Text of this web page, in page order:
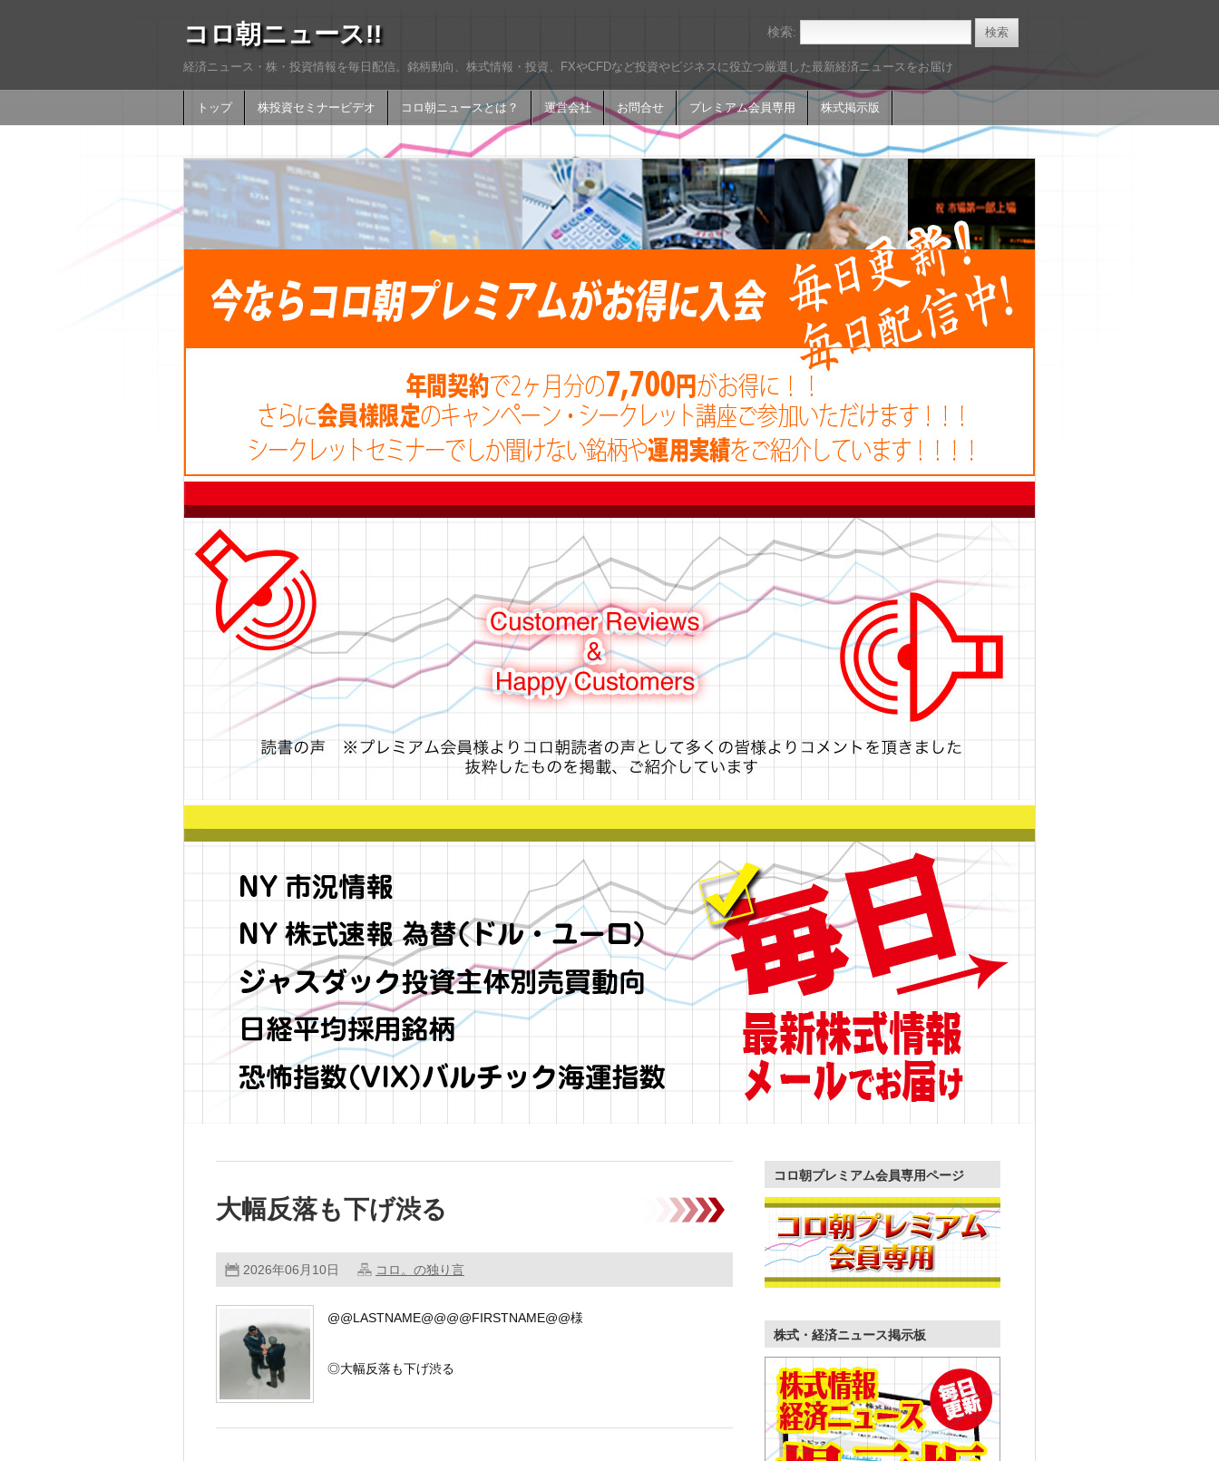
コロ朝ニュース!!
経済ニュース・株・投資情報を毎日配信。銘柄動向、株式情報・投資、FXやCFDなど投資やビジネスに役立つ厳選した最新経済ニュースをお届け
トップ 株投資セミナービデオ コロ朝ニュースとは？ 運営会社 お問合せ プレミアム会員専用 株式掲示版
検索:
大幅反落も下げ渋る
2026年06月10日 コロ。の独り言
@@LASTNAME@@@@FIRSTNAME@@様
◎大幅反落も下げ渋る
コロ朝プレミアム会員専用ページ
株式・経済ニュース掲示板